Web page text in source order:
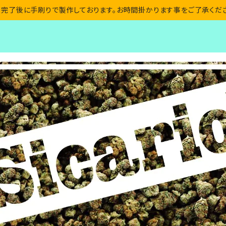
了後に手刷りで製作しております。お時間掛かります事をご了承くだ